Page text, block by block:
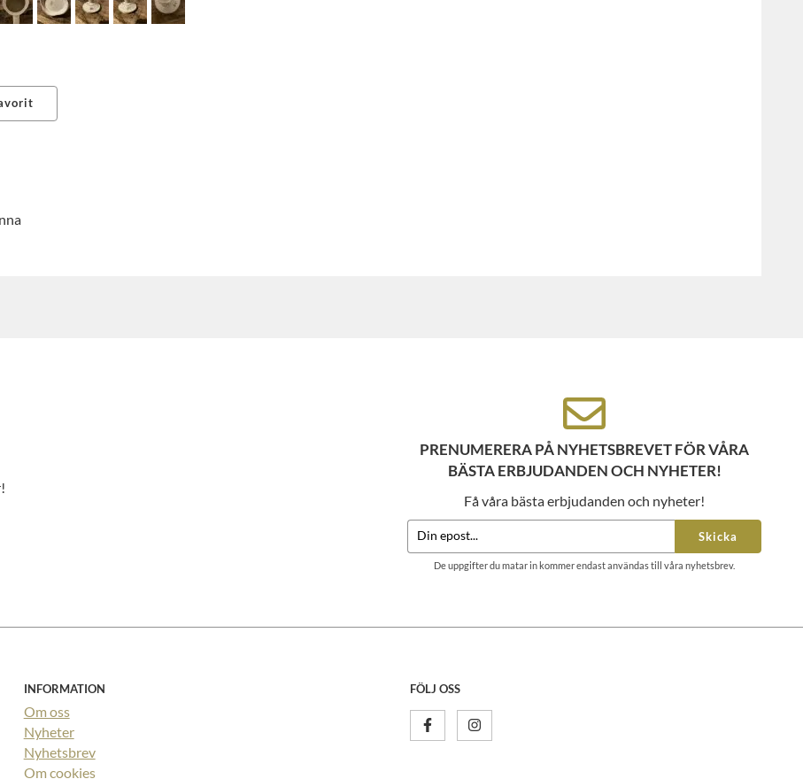
PRENUMERERA PÅ NYHETSBREVET FÖR VÅRA
BÄSTA ERBJUDANDEN OCH NYHETER!
Få våra bästa erbjudanden och nyheter!
Skicka
De uppgifter du matar in kommer endast användas till våra nyhetsbrev.
INFORMATION
Om oss
Nyheter
Nyhetsbrev
Om cookies
FÖLJ OSS